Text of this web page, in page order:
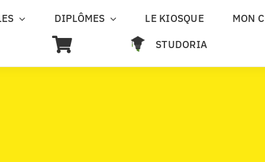
DIPLÔMES LE KIOSQUE
MON
STUDORIA